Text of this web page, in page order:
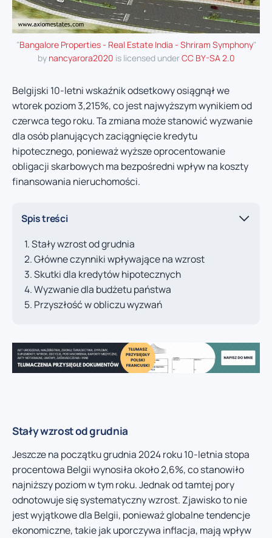
"Bangalore Properties - Real Estate India - Shriram Symphony"
by nancyarora2020 is licensed underCC BY-SA 2.0
Belgijski 10-letni wskaźnik odsetkowy osiągnął we
wtorek poziom 3,215%, co jest najwyższym wynikiem od
czerwca tego roku. Ta zmiana może stanowić wyzwanie
dla osób planujących zaciągnięcie kredytu
hipotecznego, ponieważ wyższe oprocentowanie
obligacji skarbowych ma bezpośredni wpływ na koszty
finansowania nieruchomości.
Spis treści
Stały wzrost od grudnia
Główne czynniki wpływające na wzrost
Skutki dla kredytów hipotecznych
Wyzwanie dla budżetu państwa
Przyszłość w obliczu wyzwań
Stały wzrost od grudnia
Jeszcze na początku grudnia 2024 roku 10-letnia stopa
procentowa Belgii wynosiła około 2,6%, co stanowiło
najniższy poziom w tym roku. Jednak od tamtej pory
odnotowuje się systematyczny wzrost. Zjawisko to nie
jest wyjątkowe dla Belgii, ponieważ globalne tendencje
ekonomiczne, takie jak uporczywa inflacja, mają wpływ